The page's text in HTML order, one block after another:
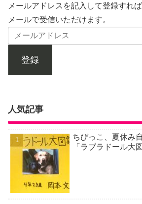
メールアドレスを記入して登録すれ
メールで受信いただけます。
登録
人気記事
ちびっこ、夏休み
「ラブラドール大